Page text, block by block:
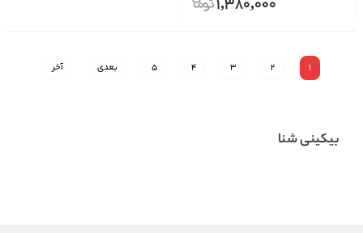
1,380,000
1
2
3
4
5 بعدی آخر
بیکینی شنا